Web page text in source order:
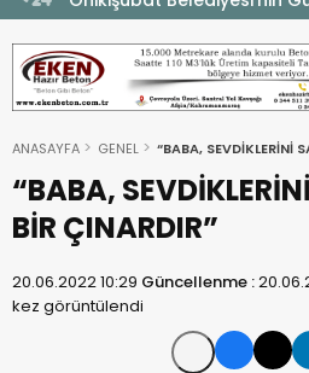
dönemin ön kayıtları
ANASAYFA GENEL “BABA, SEVDİKLERİNİ
“BABA,
BİR ÇINARDIR”
20.06.2022 10:29 Güncellenme :
kez görüntülendi